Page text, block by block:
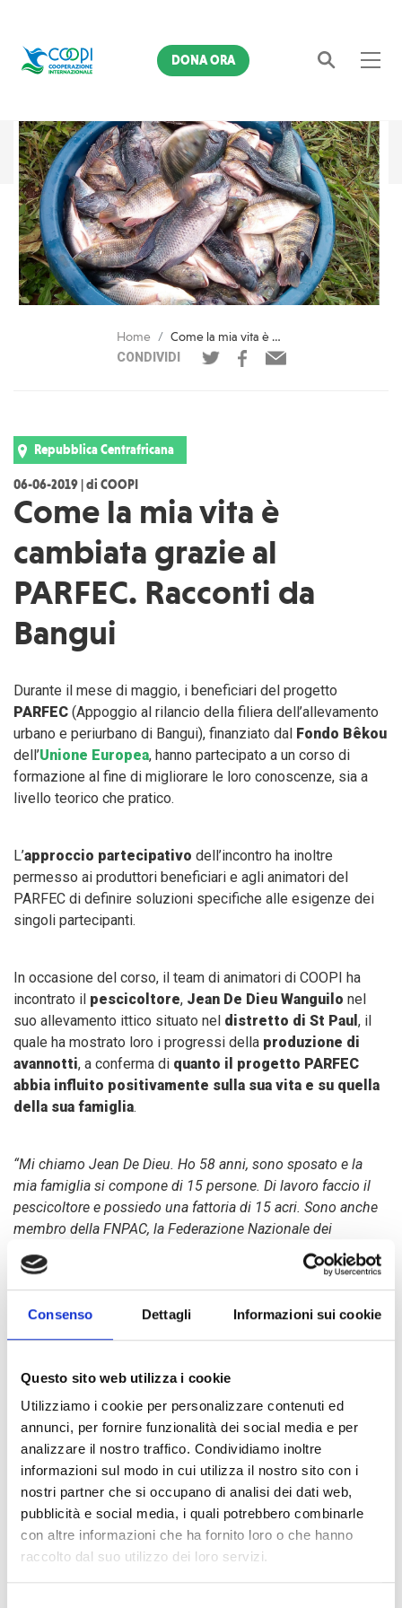
Consenso Dettagli Informazioni sui cookie
Questo sito web utilizza i cookie
Utilizziamo i cookie per personalizzare contenuti ed
annunci, per fornire funzionalità dei social media e per
analizzare il nostro traffico. Condividiamo inoltre
informazioni sul modo in cui utilizza il nostro sito con i
nostri partner che si occupano di analisi dei dati web,
pubblicità e social media, i quali potrebbero combinarle
con altre informazioni che ha fornito loro o che hanno
raccolto dal suo utilizzo dei loro servizi.
Cerca
DONA ORA
Home
Come la mia vita è cambiata grazie al PARFEC. Racconti da Bangui
CONDIVIDI
Repubblica Centrafricana
06-06-2019 | di COOPI
Come la mia vita è
cambiata grazie al
PARFEC. Racconti da
Bangui
Durante il mese di maggio, i beneficiari del progetto
PARFEC (Appoggio al rilancio della filiera dell’allevamento
urbano e periurbano di Bangui), finanziato dal Fondo Bêkou
dell’Unione Europea, hanno partecipato a un corso di
formazione al fine di migliorare le loro conoscenze, sia a
livello teorico che pratico.
L’approccio partecipativo dell’incontro ha inoltre
permesso ai produttori beneficiari e agli animatori del
PARFEC di definire soluzioni specifiche alle esigenze dei
singoli partecipanti.
In occasione del corso, il team di animatori di COOPI ha
incontrato il pescicoltore, Jean De Dieu Wanguilo nel
suo allevamento ittico situato nel distretto di St Paul , il
quale ha mostrato loro i progressi della produzione di
avannotti, a conferma di quanto il progetto PARFEC
abbia influito positivamente sulla sua vita e su quella
della sua famiglia.
“Mi chiamo Jean De Dieu. Ho 58 anni, sono sposato e la
mia famiglia si compone di 15 persone. Di lavoro faccio il
pescicoltore e possiedo una fattoria di 15 acri. Sono anche
membro della FNPAC, la Federazione Nazionale dei
Pescatori e Acquacultori dell'Africa Centrale (Fédération
Nationale des Pêcheurs et Aquaculteurs de Centrafrique), e
di uno dei gruppi di risparmio e di credito AVEC
(Association Villegeiose d’épargne et de crédit) che opera
nel mio distretto.
del progetto PARFEC: all’inizio ho ricevuto 4,5 kg di
avannotti che mi hanno permesso di riempire uno dei miei 3
stagni. Alla fine del primo ciclo di produzione e dopo aver
svuotato lo stagno, sono riuscito a vendere ben 220 kg di
pesce, a 1.500 FCFA al chilo. La vendita mi ha fruttato
330.000 FCFA e questo guadagno mi ha permesso di
pagare le tasse scolastiche dei miei figli e le loro cure
mediche; di rilanciare la produzione di avannotti e di
assicurare il fabbisogno alimentare della mia famiglia.